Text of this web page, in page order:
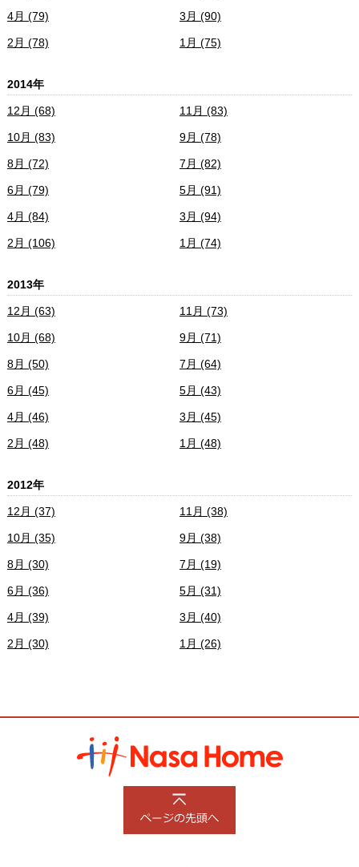
4月 (79) 3月 (90)
2月 (78) 1月 (75)
2014年
12月 (68) 11月 (83)
10月 (83) 9月 (78)
8月 (72) 7月 (82)
6月 (79) 5月 (91)
4月 (84) 3月 (94)
2月 (106) 1月 (74)
2013年
12月 (63) 11月 (73)
10月 (68) 9月 (71)
8月 (50) 7月 (64)
6月 (45) 5月 (43)
4月 (46) 3月 (45)
2月 (48) 1月 (48)
2012年
12月 (37) 11月 (38)
10月 (35) 9月 (38)
8月 (30) 7月 (19)
6月 (36) 5月 (31)
4月 (39) 3月 (40)
2月 (30) 1月 (26)